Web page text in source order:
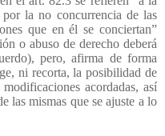
la no concurrencia de las
que en él se conciertan”
o abuso de derecho deberá
pero, afirma de forma
ni recorta, la posibilidad de
acordadas, así
las mismas que se ajuste a lo